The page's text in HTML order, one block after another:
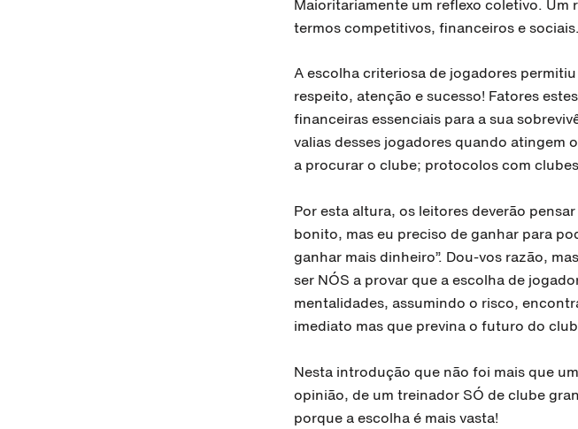
termos competitivos, financeiros e sociais.
A escolha criteriosa de jogadores
respeito, atenção e sucesso! Fatores
financeiras essenciais para a sua
valias desses jogadores quando
a procurar o clube; protocolos com
Por esta altura, os leitores deverão
bonito, mas eu preciso de ganhar para
ganhar mais dinheiro”. Dou-vos razão,
ser NÓS a provar que a escolha de
mentalidades, assumindo o risco,
imediato mas que previna o futuro do
Nesta introdução que não foi mais que
opinião, de um treinador SÓ de clube
porque a escolha é mais vasta!